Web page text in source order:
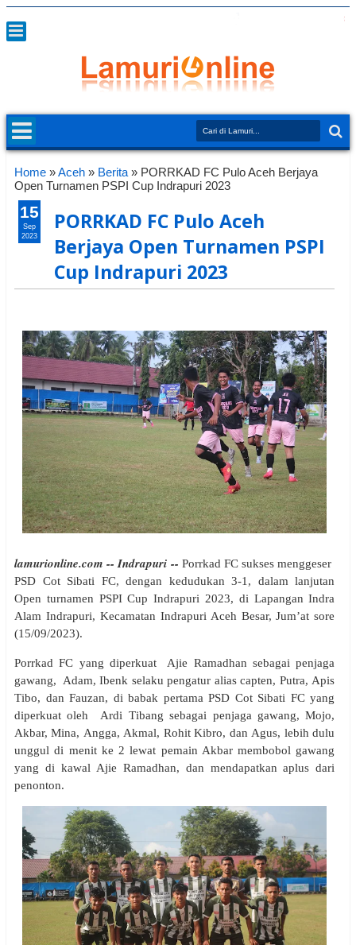
Home »Aceh » Berita » PORRKAD FC Pulo Aceh Berjaya
Open Turnamen PSPI Cup Indrapuri 2023
PORRKAD FC Pulo Aceh
Berjaya Open Turnamen PSPI
Cup Indrapuri 2023
lamurionline.com -- Indrapuri -- Porrkad FC sukses menggeser
PSD Cot Sibati FC,dengan kedudukan3-1, dalam lanjutan
Open turnamen PSPI Cup Indrapuri 2023, di LapanganIndra
Alam Indrapuri, Kecamatan IndrapuriAceh Besar,Jum’at sore
(15/09/2023).
PorrkadFC yang diperkuatAjie Ramadhan sebagai penjaga
gawang, Adam,Ibenk selaku pengatur alias capten, Putra,Apis
Tibo, danFauzan, di babak pertama PSD Cot Sibati FC yang
diperkuat oleh
Ardi Tibang sebagai penjaga gawang,Mojo,
Akbar, Mina, Angga,Akmal, RohitKibro, danAgus, lebih dulu
unggul di menit ke 2 lewat pemain Akbar membobol gawang
yang di kawal Ajie Ramadhan, dan mendapatkan aplus dari
penonton.
15
Sep
2023